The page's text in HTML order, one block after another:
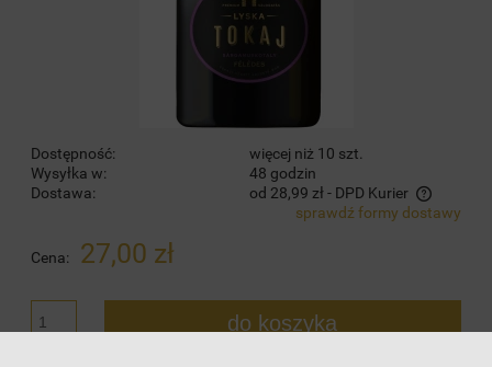
Dostępność:
więcej niż 10 szt.
Wysyłka w:
48 godzin
Dostawa:
od 28,99 zł- DPD Kurier
Cena nie zawiera ewentualnych kosztów płatnościsprawdź formy dostawy
Cena: 27,00 zł
do koszyka